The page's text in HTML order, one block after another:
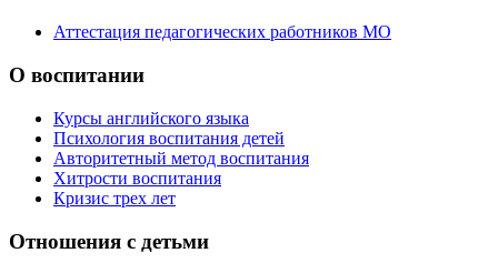
Аттестация педагогических работников МО
О воспитании
Курсы английского языка
Психология воспитания детей
Авторитетный метод воспитания
Хитрости воспитания
Кризис трех лет
Отношения с детьми